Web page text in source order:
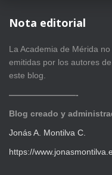
Nota editorial
La Academia de Mérida
emitidas por los autores
este blog.
————————-
Blog creado y
Jonás A. Montilva C.
https://